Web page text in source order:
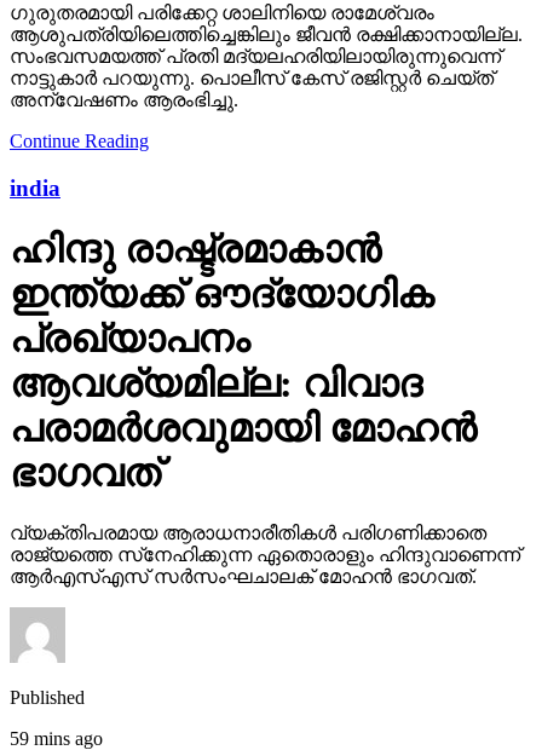
ഗുരുതരമായി പരിക്കേറ്റ ശാലിനിയെ രാമേശ്വരം
ആശുപത്രിയിലെത്തിച്ചെങ്കിലും ജീവന്‍ രക്ഷിക്കാനായില്ല.
സംഭവസമയത്ത് പ്രതി മദ്യലഹരിയിലായിരുന്നുവെന്ന്
നാട്ടുകാര്‍ പറയുന്നു. പൊലീസ് കേസ് രജിസ്റ്റര്‍ ചെയ്ത്
അന്വേഷണം ആരംഭിച്ചു.
Continue Reading
india
ഹിന്ദു രാഷ്ട്രമാകാന്‍
ഇന്ത്യക്ക് ഔദ്യോഗിക
പ്രഖ്യാപനം
ആവശ്യമില്ല: വിവാദ
പരാമര്‍ശവുമായി മോഹന്‍
ഭാഗവത്
വ്യക്തിപരമായ ആരാധനാരീതികള്‍ പരിഗണിക്കാതെ
രാജ്യത്തെ സ്‌നേഹിക്കുന്ന ഏതൊരാളും ഹിന്ദുവാണെന്ന്
ആര്‍എസ്എസ് സര്‍സംഘചാലക് മോഹന്‍ ഭാഗവത്.
Published
59 mins ago